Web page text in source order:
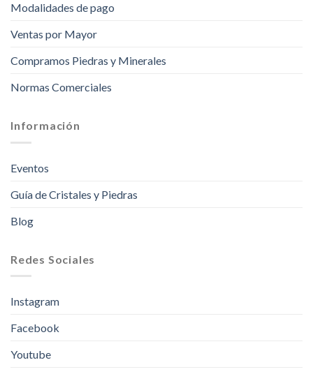
Modalidades de pago
Ventas por Mayor
Compramos Piedras y Minerales
Normas Comerciales
Información
Eventos
Guía de Cristales y Piedras
Blog
Redes Sociales
Instagram
Facebook
Youtube